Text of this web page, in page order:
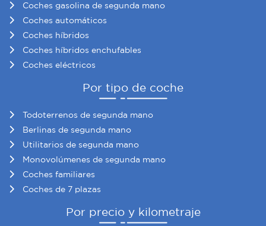
Coches gasolina de segunda mano
Coches automáticos
Coches híbridos
Coches híbridos enchufables
Coches eléctricos
Por tipo de coche
Todoterrenos de segunda mano
Berlinas de segunda mano
Utilitarios de segunda mano
Monovolúmenes de segunda mano
Coches familiares
Coches de 7 plazas
Por precio y kilometraje